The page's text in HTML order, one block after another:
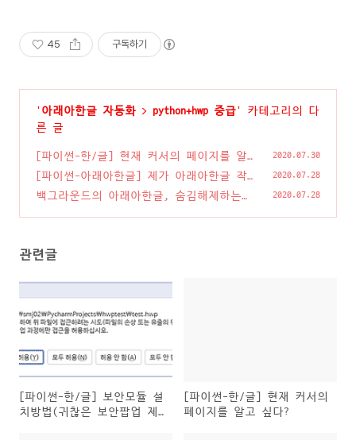
45 구독하기
' 아래아한글 자동화 > python+hwp 중급' 카테고리의 다
른 글
[파이썬-한/글] 현재 커서의 페이지를 알
고 싶다?
(0)
2020.07.30
[파이썬-아래아한글] 제가 아래아한글 작
업을 자동화하는 요령은..
(8)
2020.07.28
백그라운드의 아래아한글, 숨김해제하는
2020.07.28
관련글
[파이썬-한/글] 보안모듈 설
치방법(귀찮은 보안팝업 제
[파이썬-한/글] 현재 커서의
페이지를 알고 싶다?